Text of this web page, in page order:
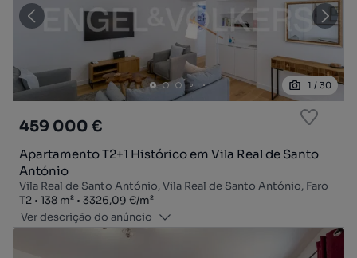
1 / 30
459 000 €
Apartamento T2+1 Histórico em Vila Real de Santo
António
Vila Real de Santo António, Vila Real de Santo António, Faro
Tipologia
T2
Zona138 m²
Preço por metro quadrado
3326,09 €/m²
Ver descrição do anúncio